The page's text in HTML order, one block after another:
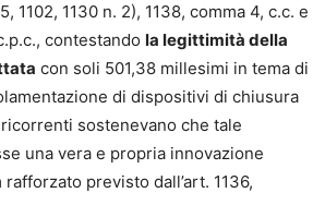
1102, 1130 n. 2), 1138, comma 4, c.c. e
contestando la legittimità della
con soli 501,38 millesimi in tema di
di dispositivi di chiusura
ricorrenti sostenevano che tale
una vera e propria innovazione
previsto dall’art. 1136,